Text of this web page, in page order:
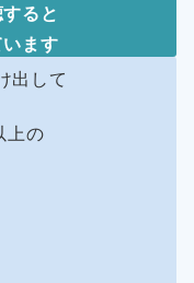
ると
ます
出して
上の